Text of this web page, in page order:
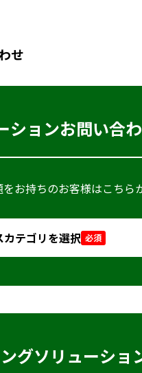
せ
ションお問い合
お持ちのお客様はこちら
カテゴリを選択 必須
グソリューショ